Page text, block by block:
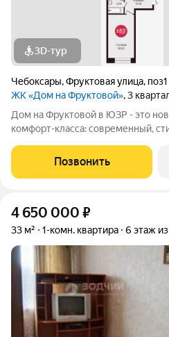
3D-тур
Чебоксары,Фруктовая улица, поз1
ЖК «Дом на Фруктовой», 3
Дом на Фруктовой в ЮЗР - это
комфорт-класса: современный,
удачным расположением,
продуманной архитектурой и
Позвонить
4 650 000 ₽
33 м² 1-комн. квартира 6 этаж из